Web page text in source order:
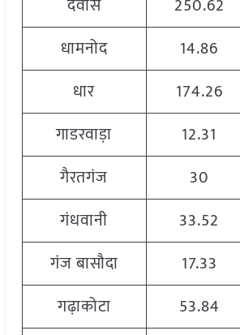
देवास 250.62
धामनोद
14.86
धार
174.26
गाडरवाड़ा
12.31
गैरतगंज
30
गंधवानी
33.52
गंज बासौदा
17.33
गढ़ाकोटा
53.84